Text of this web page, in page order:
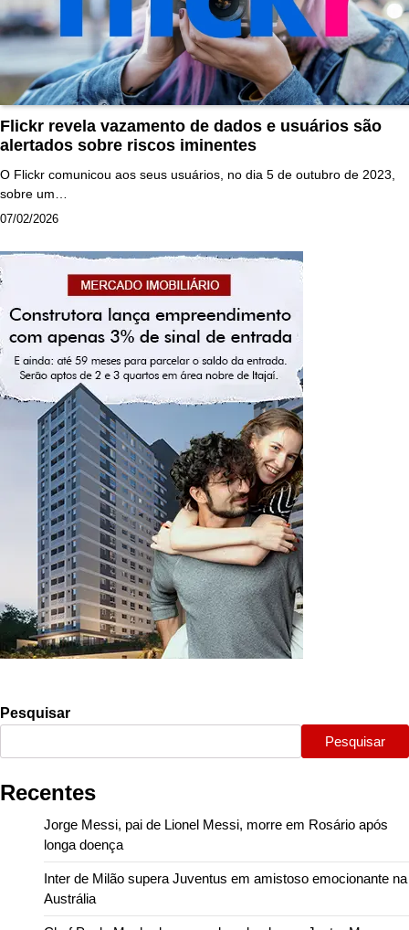
Flickr revela vazamento de dados e usuários são
alertados sobre riscos iminentes
O Flickr comunicou aos seus usuários, no dia 5 de outubro de 2023,
sobre um…
07/02/2026
Pesquisar
Pesquisar
Recentes
Jorge Messi, pai de Lionel Messi, morre em Rosário após
longa doença
Inter de Milão supera Juventus em amistoso emocionante na
Austrália